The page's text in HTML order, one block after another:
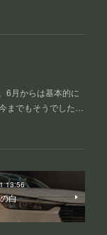
6月からは基本的に
までもそうでした…
13:56
白